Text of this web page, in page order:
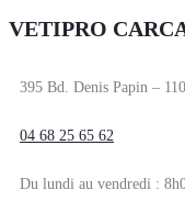
VETIPRO
395 Bd. Denis Papin –
04 68 25 65 62
Du lundi au vendredi :